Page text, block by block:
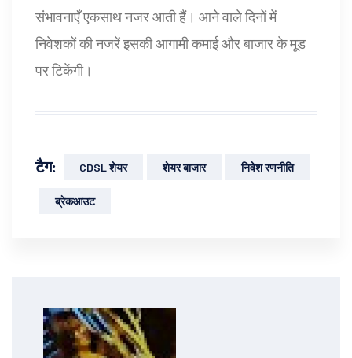
संभावनाएँ एकसाथ नजर आती हैं। आने वाले दिनों में
निवेशकों की नजरें इसकी आगामी कमाई और बाजार के मूड
पर टिकेंगी।
टैग: CDSL शेयर शेयर बाजार निवेश रणनीति
ब्रेकआउट